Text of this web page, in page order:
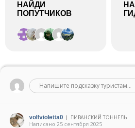
НАЙДИ
ПОПУТЧИКОВ
Напишите подсказку туристам...
volfvioletta0 | ПИВАНСКИЙ ТОННЕЛЬ
Написано 25 сентября 2025